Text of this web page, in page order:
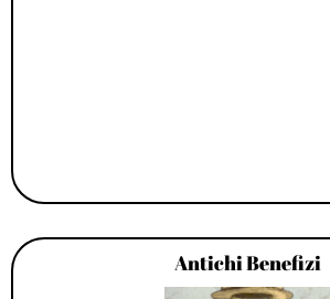
Antichi Benefizi